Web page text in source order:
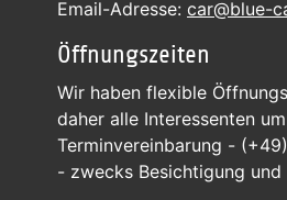
Email-Adresse: car@blue-
Öffnungszeiten
Wir haben flexible
daher alle Interessenten
Terminvereinbarung -
- zwecks Besichtigung